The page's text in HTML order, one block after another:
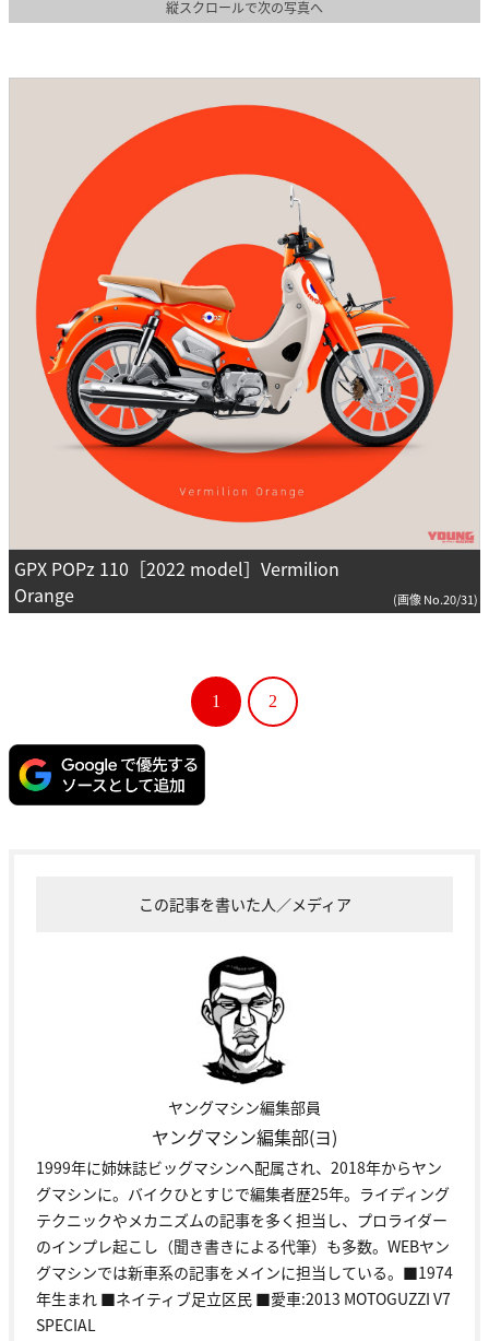
縦スクロールで次の写真へ
GPX POPz 110［2022 model］Vermilion
Orange
(画像 No.20/31)
1 2
この記事を書いた人／メディア
ヤングマシン編集部員
ヤングマシン編集部(ヨ)
1999年に姉妹誌ビッグマシンへ配属され、2018年からヤン
グマシンに。バイクひとすじで編集者歴25年。ライディング
テクニックやメカニズムの記事を多く担当し、プロライダー
のインプレ起こし（聞き書きによる代筆）も多数。WEBヤン
グマシンでは新車系の記事をメインに担当している。■1974
年生まれ ■ネイティブ足立区民 ■愛車:2013 MOTOGUZZI V7
SPECIAL